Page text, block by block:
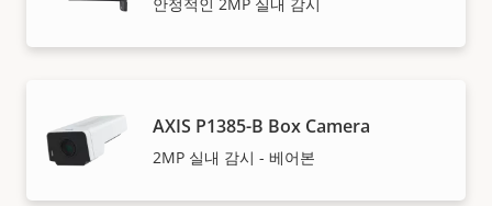
AXIS P1385-B Box Camera
2MP 실내 감시 - 베어본